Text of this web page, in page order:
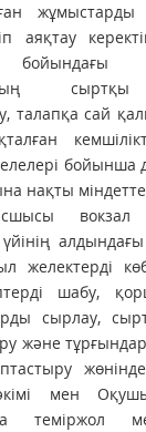
жұмыстарды
аяқтау
сыртқы
талапқа сай
бойынша
нақты
вокзал
желектерді
шабу,
сырлау,
және
мен
теміржол